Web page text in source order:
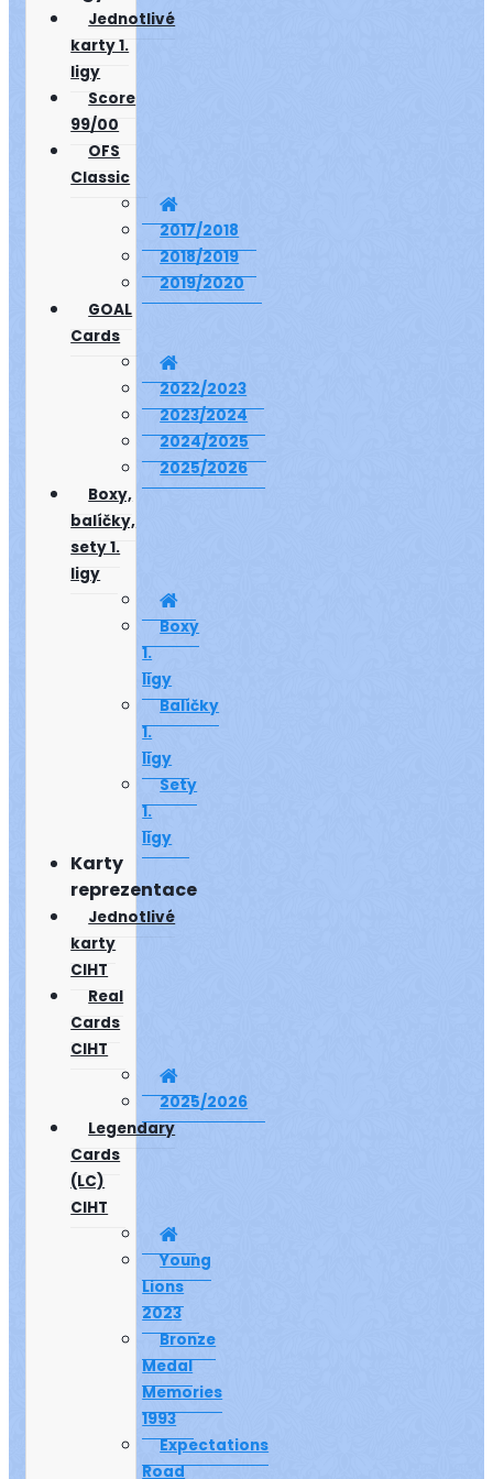
Jednotlivé
karty 1.
ligy
Score
99/00
OFS
Classic
2017/2018
2018/2019
2019/2020
GOAL
Cards
2022/2023
2023/2024
2024/2025
2025/2026
Boxy,
balíčky,
sety 1.
ligy
Boxy
1.
ligy
Balíčky
1.
ligy
Sety
1.
ligy
Karty
reprezentace
Jednotlivé
karty
CIHT
Real
Cards
CIHT
2025/2026
Legendary
Cards
(LC)
CIHT
Young
Lions
2023
Bronze
Medal
Memories
1993
Expectations
Road